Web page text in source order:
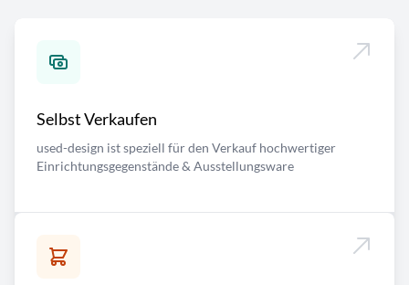
Selbst Verkaufen
used-design ist speziell für den Verkauf hochwertiger
Einrichtungsgegenstände & Ausstellungsware